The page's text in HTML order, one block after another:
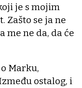
je s mojim
Zašto se ja ne
me ne da, da će
Marku,
ostalog, i